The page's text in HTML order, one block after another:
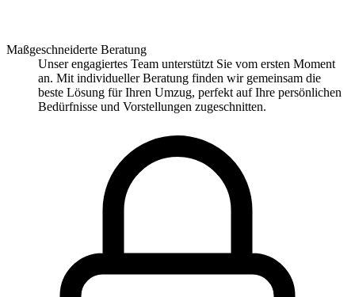
Maßgeschneiderte Beratung
Unser engagiertes Team unterstützt Sie vom ersten Moment
an. Mit individueller Beratung finden wir gemeinsam die
beste Lösung für Ihren Umzug, perfekt auf Ihre persönlichen
Bedürfnisse und Vorstellungen zugeschnitten.